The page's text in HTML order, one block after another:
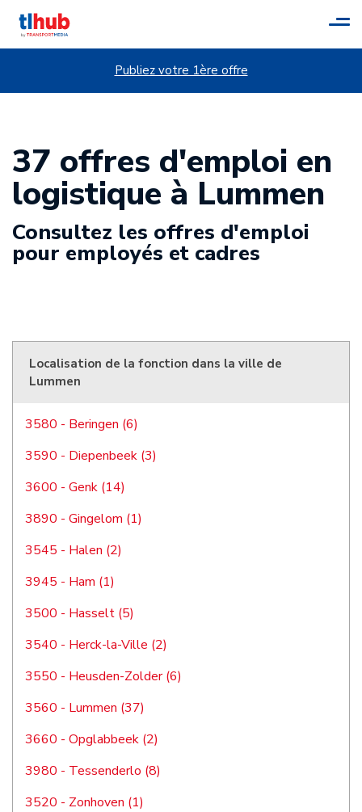
Publiez votre 1ère offre
37 offres d'emploi en
logistique à Lummen
Consultez les offres d'emploi
pour employés et cadres
Localisation de la fonction dans la ville de
Lummen
3580 - Beringen (6)
3590 - Diepenbeek (3)
3600 - Genk (14)
3890 - Gingelom (1)
3545 - Halen (2)
3945 - Ham (1)
3500 - Hasselt (5)
3540 - Herck-la-Ville (2)
3550 - Heusden-Zolder (6)
3560 - Lummen (37)
3660 - Opglabbeek (2)
3980 - Tessenderlo (8)
3520 - Zonhoven (1)